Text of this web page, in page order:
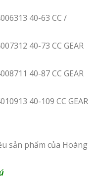
40-63 CC /
40-73 CC GEAR
40-87 CC GEAR
40-109 CC GEAR
sản phẩm của Hoàng